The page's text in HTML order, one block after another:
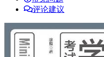
评论建议